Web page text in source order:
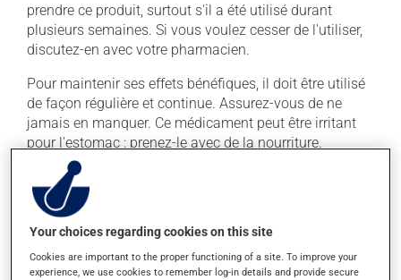
prendre ce produit, surtout s'il a été utilisé durant
plusieurs semaines. Si vous voulez cesser de l'utiliser,
discutez-en avec votre pharmacien.
Pour maintenir ses effets bénéfiques, il doit être utilisé
de façon régulière et continue. Assurez-vous de ne
jamais en manquer. Ce médicament peut être irritant
pour l'estomac : prenez-le avec de la nourriture.
Essayez d'éviter les aliments irritants comme le café,
les mets épicés et l'alcool.
Évitez de prendre du pamplemousse ou du jus de
pamplemousse durant tout votre traitement. Le
pamplemousse peut sensiblement modifier l'effet de
votre médicament. La prise d'alcool peut augmenter la
Your choices regarding cookies on this site
Cookies are important to the proper functioning of a site. To improve your
experience, we use cookies to remember log-in details and provide secure